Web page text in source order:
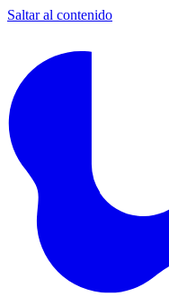
Saltar al contenido